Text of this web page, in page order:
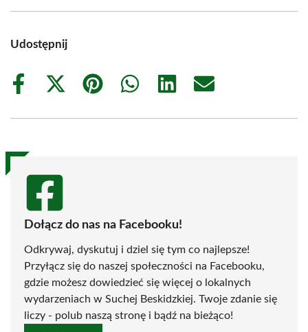
Udostępnij
Share
Share
(Twitter)
Share
Share
Share
Share
Dołącz do nas na Facebooku!
Odkrywaj, dyskutuj i dziel się tym co najlepsze!
Przyłącz się do naszej społeczności na Facebooku,
gdzie możesz dowiedzieć się więcej o lokalnych
wydarzeniach w Suchej Beskidzkiej. Twoje zdanie się
liczy - polub naszą stronę i bądź na bieżąco!